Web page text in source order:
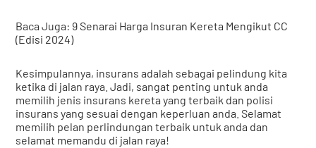
Baca Juga: 9 Senarai Harga Insuran Kereta Mengikut CC
(Edisi 2024)
Kesimpulannya, insurans adalah sebagai pelindung kita
ketika di jalan raya. Jadi, sangat penting untuk anda
memilih jenis insurans kereta yang terbaik dan polisi
insurans yang sesuai dengan keperluan anda. Selamat
memilih pelan perlindungan terbaik untuk anda dan
selamat memandu di jalan raya!